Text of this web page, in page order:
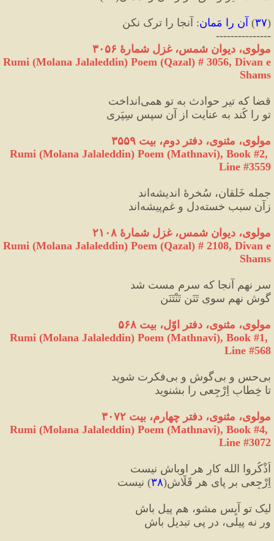
(۳۷) آن را مَمان: آنجا را ترک نکن
---------------
مولوی، دیوان شمس، غزل شمارهٔ ۳۰۵۶
Rumi (Molana Jalaleddin) Poem (Qazal) # 3056, Divan e
Shams
قضا که تیرِ حوادث به تو همی‌انداخت
تو را کُند به عنایت از آن سپس سِپَری
مولوی، مثنوی، دفتر دوم، بیت ۳۵۵۹
Rumi (Molana Jalaleddin) Poem (Mathnavi), Book #2,
Line #3559
جمله خَلقان، سُخرهٔ اندیشه‏‌اند
زآن سبب خسته‌دل و غم‌پیشه‌‏اند
مولوی، دیوان شمس، غزل شمارهٔ ۲۱۰۸
Rumi (Molana Jalaleddin) Poem (Qazal) # 2108, Divan e
Shams
سر نهم آنجا که سرم مست شد
گوش نهم سویِ تَنَن تَنْتَنَن
مولوی، مثنوی، دفتر اوّل، بیت ۵۶۸
Rumi (Molana Jalaleddin) Poem (Mathnavi), Book #1,
Line #568
بی‌‌حس و بی‌‌گوش و بی‌‌فکرت شوید
تا خِطابِ اِرْجِعی را بشنوید
مولوی، مثنوی، دفتر چهارم، ‌بیت ۳۰۷۲
Rumi (Molana Jalaleddin) Poem (Mathnavi), Book #4,
Line #3072
اُذْکُروا الله کارِ هر اوباش نیست
اِرْجِعی بر پای هر قَلّاش(۳۸) نیست
لیک تو آیِس مشو، هم پیل باش
ور نه پیلی، در پی تبدیل باش